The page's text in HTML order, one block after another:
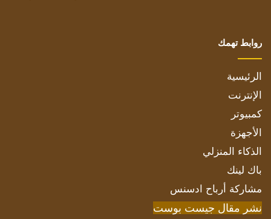
روابط تهمك
الرئيسية
الإنترنت
كمبيوتر
الأجهزة
الذكاء المنزلي
باك لينك
مشاركة أرباح ادسنس
نشر مقال جيست بوست